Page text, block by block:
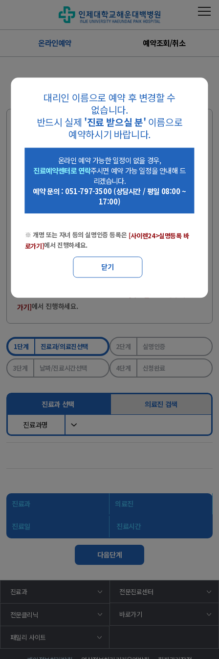
온라인예약 예약조회/취소
대리인 이름으로 예약 후 변경할 수
없습니다.
반드시 실제 '진료 받으실 분' 이름으로
예약하시기 바랍니다.
온라인 예약 가능한 일정이 없을 경우,
진료예약센터로 연락주시면 예약 가능 일정을 안내해 드
리겠습니다.
예약 문의 : 051-797-3500 (상담시간 / 평일 08:00 ~
17:00)
※ 개명 또는 자녀 등의 실명인증 등록은 [사이렌24>실명등록 바
로가기]에서 진행하세요.
닫기
온라인예약
온라인 예약 가능한 일정이 없을 경우, 진료예약
센터로 연락주시면 예약 가능 일정을 안내해 드
리겠습니다.
예약 문의 : 051-797-3500 (상담시간 / 평일 08:00 ~ 17:00)
검진 예약은 온라인으로 불가합니다.
국가검진 문의 : 051-797-0369, 0370
비자검진 문의 : 051-797-0371, 0372 (단, 비자검진은 온라인
예약도 가능)
병원 방문 시, 반드시 신분증을 지참해 주시기 바랍니다.
(2024.05.20 국민건강보험법 개정)
가기]에서 진행하세요.
1단계 진료과/의료진선택 2단계 실명인증
3단계 날짜/진료시간선택 4단계 신청완료
진료과 선택 의료진 검색
진료과명
진료과 의료진
진료일 진료시간
다음단계
진료과 전문진료센터
전문클리닉 바로가기
패밀리 사이트